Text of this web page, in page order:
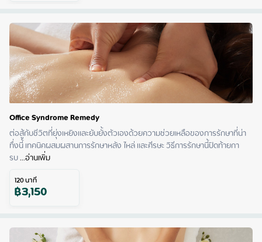
Office Syndrome Remedy
ต่อสู้กับชีวิตที่ยุ่งเหยิงและยับยั้งตัวเองด้วยความช่วยเหลือของการรักษาที่น่า
ทึ่งนี้ เทคนิคผสมผสานการรักษาหลัง ไหล่ และศีรษะ วิธีการรักษานี้ปิดท้ายกา
รบ ...อ่านเพิ่ม
120นาที
฿3,150